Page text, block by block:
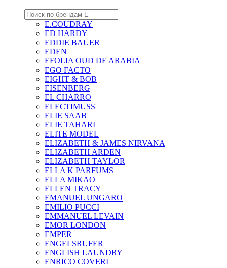
E.COUDRAY
ED HARDY
EDDIE BAUER
EDEN
EFOLIA OUD DE ARABIA
EGO FACTO
EIGHT & BOB
EISENBERG
EL CHARRO
ELECTIMUSS
ELIE SAAB
ELIE TAHARI
ELITE MODEL
ELIZABETH & JAMES NIRVANA
ELIZABETH ARDEN
ELIZABETH TAYLOR
ELLA K PARFUMS
ELLA MIKAO
ELLEN TRACY
EMANUEL UNGARO
EMILIO PUCCI
EMMANUEL LEVAIN
EMOR LONDON
EMPER
ENGELSRUFER
ENGLISH LAUNDRY
ENRICO COVERI